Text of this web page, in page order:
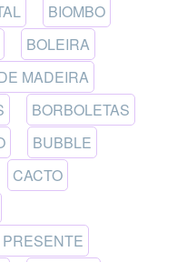
BIOMBO
BOLEIRA
MADEIRA
BORBOLETAS
BUBBLE
CACTO